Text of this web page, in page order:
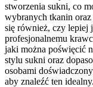
stworzenia sukni, co
wybranych tkanin oraz
się również, czy lepiej
profesjonalnemu
jaki można poświęcić
stylu sukni oraz
osobami
aby znaleźć ten idealny.